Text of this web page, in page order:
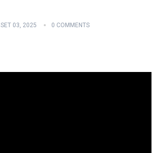
SET 03, 2025 0 COMMENTS